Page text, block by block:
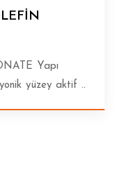
Yapı
yüzey aktif ..